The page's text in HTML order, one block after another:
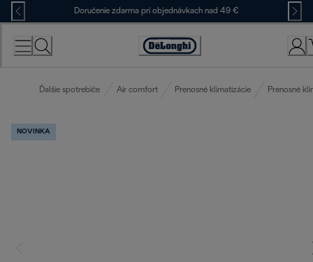
Skip
to
Content
Doručenie zdarma pri objednávkach nad 49 €
Accessibility
Ďalšie spotrebiče Air comfort Prenosné klimatizácie Prenosné
NOVINKA